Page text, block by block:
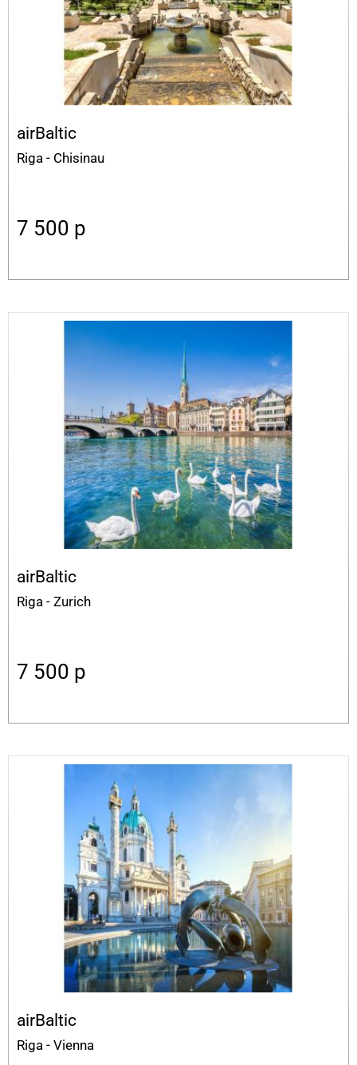
airBaltic
Riga - Chisinau
7 500 p
airBaltic
Riga - Zurich
7 500 p
airBaltic
Riga - Vienna